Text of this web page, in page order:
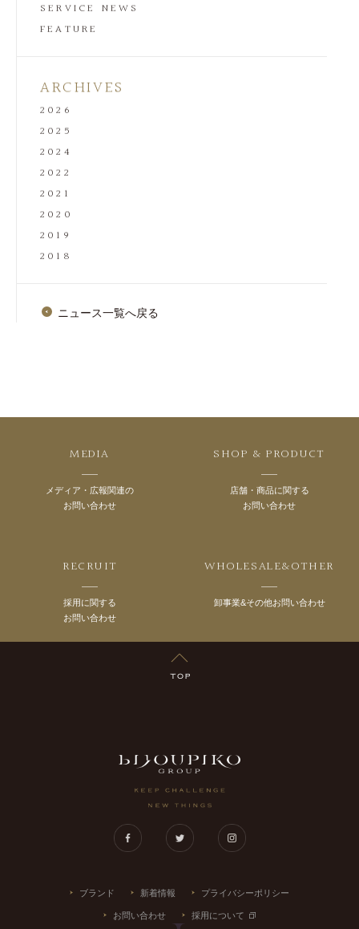
SERVICE NEWS
FEATURE
ARCHIVES
2026
2025
2024
2022
2021
2020
2019
2018
ニュース一覧へ戻る
MEDIA
メディア・広報関連の
お問い合わせ
SHOP & PRODUCT
店舗・商品に関する
お問い合わせ
RECRUIT
採用に関する
お問い合わせ
WHOLESALE&OTHER
卸事業&その他お問い合わせ
FacebookTwitter
ブランド 新着情報 プライバシーポリシー
お問い合わせ 採用について